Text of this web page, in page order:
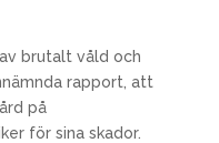
brutalt våld och
rapport, att
på
för sina skador.